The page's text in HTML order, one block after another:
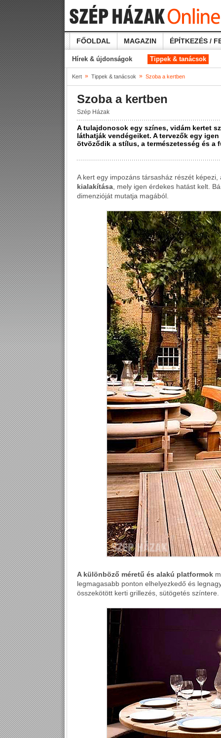
FŐOLDAL MAGAZIN ÉPÍTKEZÉS /
Hírek & újdonságok Tippek & tanácsok
Kert » Tippek & tanácsok » Szoba a kertben
Szoba a kertben
Szép Házak
A tulajdonosok egy színes, vidám kertet
láthatják vendégeiket. A tervezők egy
ötvöződik a stílus, a természetesség és a
A kert egy impozáns társasház részét
kialakítása , mely igen érdekes hatást kelt.
dimenzióját mutatja magából.
A különböző méretű és alakú platformok
legmagasabb ponton elhelyezkedő és
összekötött kerti grillezés, sütögetés színtere.